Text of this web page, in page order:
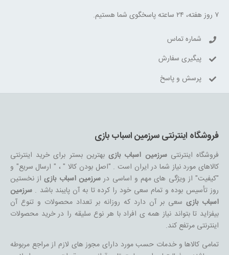
۷ روز هفته، ۲۴ ساعته پاسخگوی شما هستیم.
شماره تماس
پیگیری سفارش
پرسش و پاسخ
فروشگاه اینترنتی سرزمین اسباب بازی
فروشگاه اینترنتیسرزمین اسباب بازیبهترین بستر برای خرید اینترنتی
کالاهای مورد نیاز شما در ایران است . "اصل بودن کالا " ، " ارسال سریع" و
"کیفیت" از ویژگی های مهم و اساسی درسرزمین اسباب بازیاز نخستین
روز تأسیس بوده و تمام سعی خود را کرده تا به آن پایبند باشد .سرزمین
اسباب بازیسعی بر آن دارد که روزانه بر تعداد محصولات و تنوع آن
بیفزاید تا بتواند نیاز همه ی افراد با هر نوع سلیقه را در خرید محصولات
اینترنتی مرتفع کند.
تمامی کالاها و خدمات حسب مورد دارای مجوز های لازم از مراجع مربوطه